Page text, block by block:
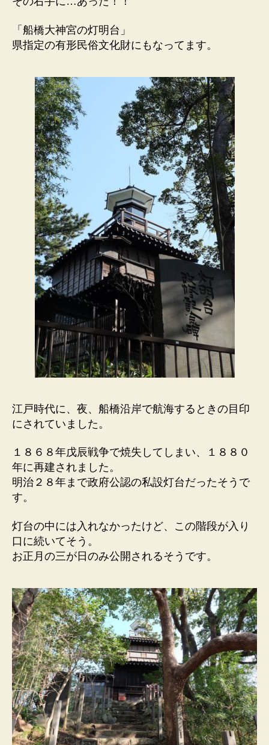
「船橋大神宮の灯明台」
県指定の有形民俗文化財にもなってます。
江戸時代に、夜、船橋沿岸で航海するときの目印
にされていました。
１８６８年戊辰戦争で焼失してしまい、１８８０
年に再建されました。
明治２８年まで政府公認の私設灯台だったそうで
す。
灯台の中には入れなかったけど、この階段が入り
口に続いてそう。
お正月の三が日のみ公開されるそうです。